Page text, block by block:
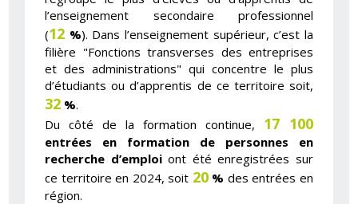
l’enseignement secondaire professionnel
(12 %). Dans l’enseignement supérieur, c’est la
filière "Fonctions transverses des entreprises
et des administrations" qui concentre le plus
d’étudiants ou d’apprentis de ce territoire soit,
32 %.
Du côté de la formation continue, 17 100
entrées en formation de personnes en
recherche d’emploiont été enregistrées sur
ce territoire en 2024, soit 20% des entrées en
région.